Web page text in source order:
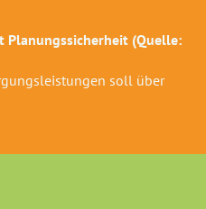
Planungssicherheit (Quelle:
soll über